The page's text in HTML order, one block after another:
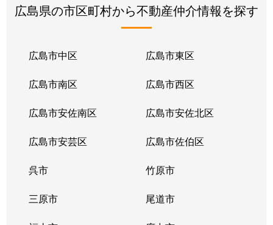
広島県の市区町村から不動産仲介情報を探す
広島市中区 広島市東区
広島市南区 広島市西区
広島市安佐南区 広島市安佐北区
広島市安芸区 広島市佐伯区
呉市 竹原市
三原市 尾道市